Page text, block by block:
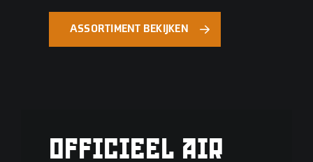
ASSORTIMENT BEKIJKEN
OFFICIEEL AIR